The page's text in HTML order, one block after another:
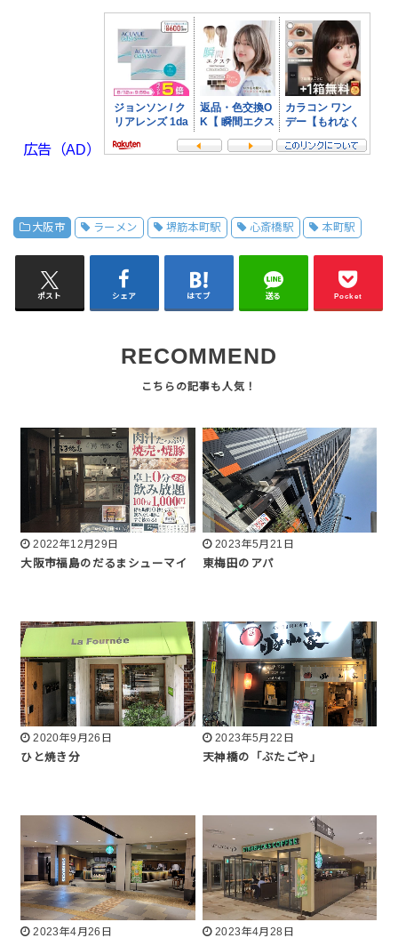
広告（AD）
大阪市 ラーメン 堺筋本町駅 心斎橋駅 本町駅
ポスト シェア はてブ 送る Pocket
RECOMMEND
2022年12月29日
大阪市福島のだるまシューマイ
2023年5月21日
東梅田のアパ
2020年9月26日
ひと焼き分
2023年5月22日
天神橋の「ぶたごや」
2023年4月26日
2023年4月28日